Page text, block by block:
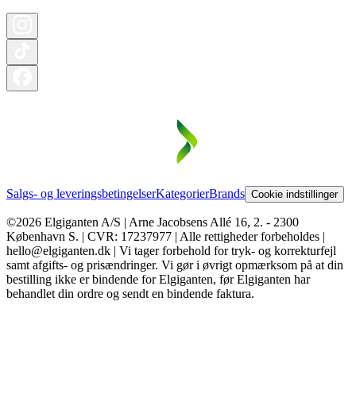
Salgs- og leveringsbetingelserKategorierBrands Cookie indstillinger
©2026 Elgiganten A/S | Arne Jacobsens Allé 16, 2. - 2300
København S. | CVR: 17237977 | Alle rettigheder forbeholdes |
hello@elgiganten.dk | Vi tager forbehold for tryk- og korrekturfejl
samt afgifts- og prisændringer. Vi gør i øvrigt opmærksom på at din
bestilling ikke er bindende for Elgiganten, før Elgiganten har
behandlet din ordre og sendt en bindende faktura.